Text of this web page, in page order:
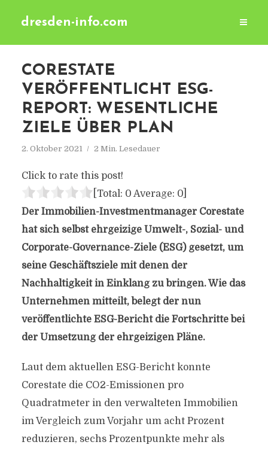
dresden-info.com
CORESTATE
VERÖFFENTLICHT ESG-
REPORT: WESENTLICHE
ZIELE ÜBER PLAN
2. Oktober 2021 2 Min. Lesedauer
Click to rate this post!
[Total: 0 Average: 0]
Der Immobilien-Investmentmanager Corestate
hat sich selbst ehrgeizige Umwelt-, Sozial- und
Corporate-Governance-Ziele (ESG) gesetzt, um
seine Geschäftsziele mit denen der
Nachhaltigkeit in Einklang zu bringen. Wie das
Unternehmen mitteilt, belegt der nun
veröffentlichte ESG-Bericht die Fortschritte bei
der Umsetzung der ehrgeizigen Pläne.
Laut dem aktuellen ESG-Bericht konnte
Corestate die CO2-Emissionen pro
Quadratmeter in den verwalteten Immobilien
im Vergleich zum Vorjahr um acht Prozent
reduzieren, sechs Prozentpunkte mehr als